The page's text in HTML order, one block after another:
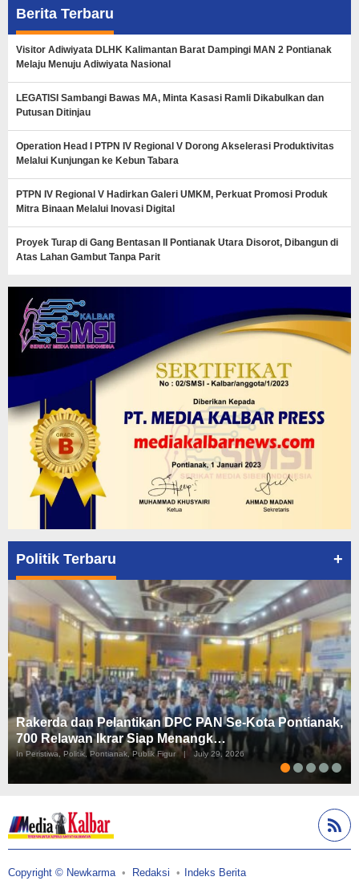
Berita Terbaru
Visitor Adiwiyata DLHK Kalimantan Barat Dampingi MAN 2 Pontianak
Melaju Menuju Adiwiyata Nasional
LEGATISI Sambangi Bawas MA, Minta Kasasi Ramli Dikabulkan dan
Putusan Ditinjau
Operation Head I PTPN IV Regional V Dorong Akselerasi Produktivitas
Melalui Kunjungan ke Kebun Tabara
PTPN IV Regional V Hadirkan Galeri UMKM, Perkuat Promosi Produk
Mitra Binaan Melalui Inovasi Digital
Proyek Turap di Gang Bentasan II Pontianak Utara Disorot, Dibangun di
Atas Lahan Gambut Tanpa Parit
Politik Terbaru +
Rakerda dan Pelantikan DPC PAN Se-Kota Pontianak,
700 Relawan Ikrar Siap Menangk…
In Peristiwa, Politik, Pontianak, Publik Figur | July 29, 2026
Copyright © Newkarma Redaksi Indeks Berita